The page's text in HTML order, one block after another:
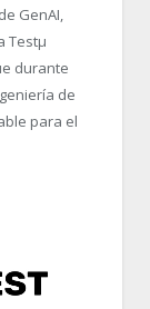
GenAI,
Testμ
durante
de
para el